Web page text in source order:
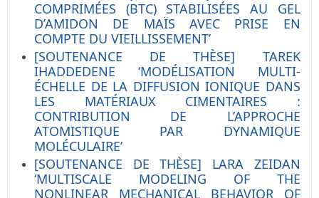
COMPRIMÉES (BTC) STABILISÉES AU GEL
D’AMIDON DE MAÏS AVEC PRISE EN
COMPTE DU VIEILLISSEMENT’
[SOUTENANCE DE THÈSE] TAREK
IHADDEDENE ‘MODÉLISATION MULTI-
ÉCHELLE DE LA DIFFUSION IONIQUE DANS
LES MATÉRIAUX CIMENTAIRES :
CONTRIBUTION DE L’APPROCHE
ATOMISTIQUE PAR DYNAMIQUE
MOLÉCULAIRE’
[SOUTENANCE DE THÈSE] LARA ZEIDAN
‘MULTISCALE MODELING OF THE
NONLINEAR MECHANICAL BEHAVIOR OF